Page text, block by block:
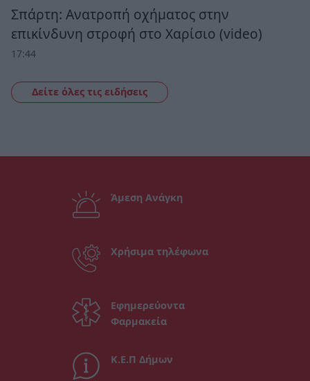
Σπάρτη: Ανατροπή οχήματος στην
επικίνδυνη στροφή στο Χαρίσιο (video)
17:44
Δείτε όλες τις ειδήσεις
Άμεση Ανάγκη
Χρήσιμα τηλέφωνα
Εφημερεύοντα
Φαρμακεία
Κ.Ε.Π Δήμων